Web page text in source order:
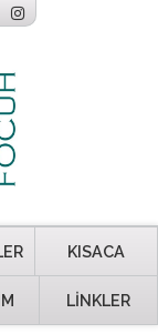
KISACA
LİNKLER